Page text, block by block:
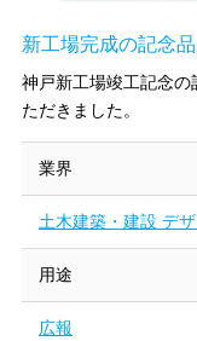
新工場完成の記念
神戸新工場竣工記念
ただきました。
業界
土木建築・建設 デ
用途
広報